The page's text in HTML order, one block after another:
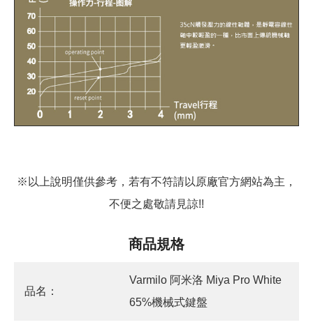
※以上說明僅供參考，若有不符請以原廠官方網站為主，
不便之處敬請見諒!!
商品規格
品名：
Varmilo 阿米洛 Miya Pro White
65%機械式鍵盤